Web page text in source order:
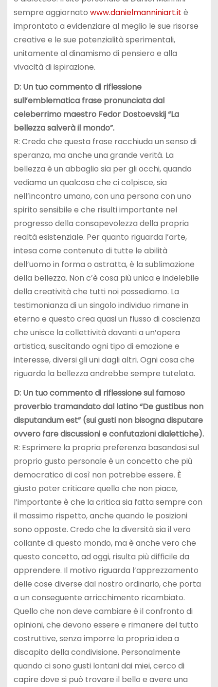
sempre aggiornato www.danielmanniniart.it è
improntato a evidenziare al meglio le sue risorse
creative e le sue potenzialità sperimentali,
unitamente al dinamismo di pensiero e alla
vivacità di ispirazione.
D: Un tuo commento di riflessione
sull’emblematica frase pronunciata dal
celeberrimo maestro Fedor Dostoevskij “La
bellezza salverà il mondo”.
R: Credo che questa frase racchiuda un senso di
speranza, ma anche una grande verità. La
bellezza è un abbaglio sia per gli occhi, quando
vediamo un qualcosa che ci colpisce, sia
nell’incontro umano, con una persona con uno
spirito sensibile e che risulti importante nel
progresso della consapevolezza della propria
realtà esistenziale. Per quanto riguarda l’arte,
intesa come contenuto di tutte le abilità
dell’uomo in forma o astratta, è la sublimazione
della bellezza. Non c’è cosa più unica e indelebile
della creatività che tutti noi possediamo. La
testimonianza di un singolo individuo rimane in
eterno e questo crea quasi un flusso di coscienza
che unisce la collettività davanti a un’opera
artistica, suscitando ogni tipo di emozione e
interesse, diversi gli uni dagli altri. Ogni cosa che
riguarda la bellezza andrebbe sempre tutelata.
D: Un tuo commento di riflessione sul famoso
proverbio tramandato dal latino “De gustibus non
disputandum est” (sui gusti non bisogna disputare
ovvero fare discussioni e confutazioni dialettiche).
R: Esprimere la propria preferenza basandosi sul
proprio gusto personale è un concetto che più
democratico di così non potrebbe essere. È
giusto poter criticare quello che non piace,
l’importante è che la critica sia fatta sempre con
il massimo rispetto, anche quando le posizioni
sono opposte. Credo che la diversità sia il vero
collante di questo mondo, ma è anche vero che
questo concetto, ad oggi, risulta più difficile da
apprendere. Il motivo riguarda l’apprezzamento
delle cose diverse dal nostro ordinario, che porta
a un conseguente arricchimento ricambiato.
Quello che non deve cambiare è il confronto di
opinioni, che devono essere e rimanere del tutto
costruttive, senza imporre la propria idea a
discapito della condivisione. Personalmente
quando ci sono gusti lontani dai miei, cerco di
capire dove si può trovare il bello e avere una